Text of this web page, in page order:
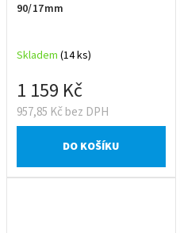
90/17mm
Skladem (14 ks)
957,85 Kč bez DPH
1 159 Kč
DO KOŠÍKU